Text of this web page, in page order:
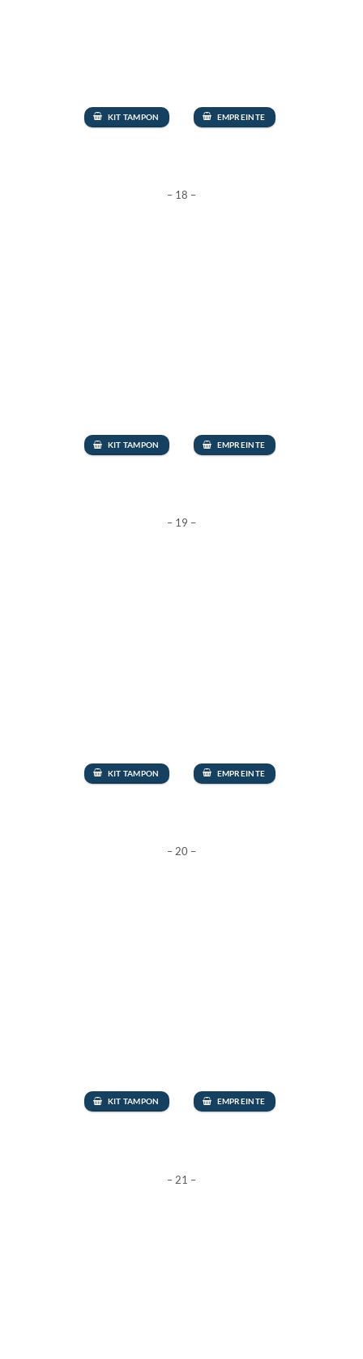
KIT TAMPON EMPREINTE
– 18 –
KIT TAMPON EMPREINTE
– 19 –
KIT TAMPON EMPREINTE
– 20 –
KIT TAMPON EMPREINTE
– 21 –